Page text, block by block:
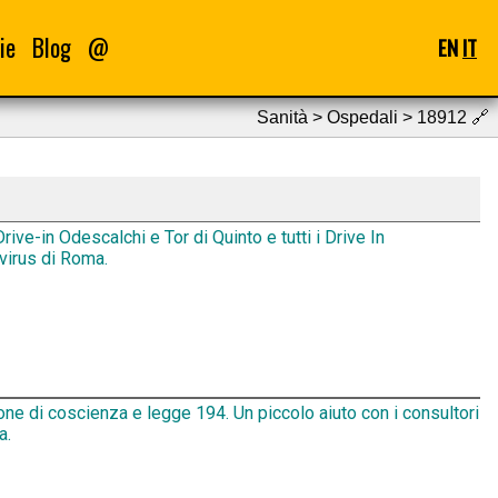
Blog @ ENIT
Sanità > Ospedali > 18912 🔗
in Odescalchi e Tor di Quinto e tutti i Drive In
di Roma.
di coscienza e legge 194. Un piccolo aiuto con i consultori